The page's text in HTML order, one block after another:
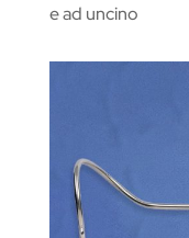
e ad uncino